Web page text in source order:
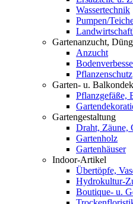
Wassertechnik
Pumpen/
Gartenanzucht,
Anzucht
Pflanzenschutz
Garten- u.
Pflanzgefäße,
Gartengestaltung
Draht, Zäune,
Gartenholz
Gartenhäuser
Indoor-Artikel
Übertöpfe,
Hydrokultur-
Boutique- u.